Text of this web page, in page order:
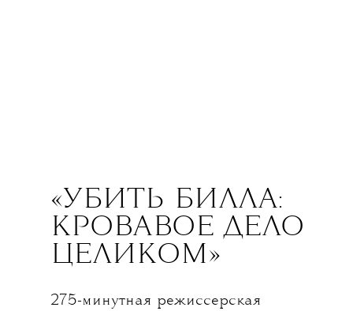
«УБИТЬ БИЛЛА:
КРОВАВОЕ ДЕЛО
ЦЕЛИКОМ»
275-минутная режиссерская